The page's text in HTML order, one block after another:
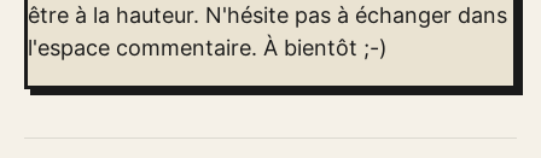
être à la hauteur. N'hésite pas à échanger dans
l'espace commentaire. À bientôt ;-)